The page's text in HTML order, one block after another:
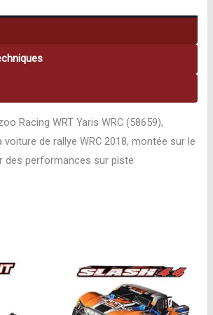
Racing WRT Yaris WRC (58659),
voiture de rallye WRC 2018, montée sur le
des performances sur piste